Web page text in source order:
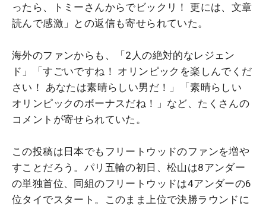
ったら、トミーさんからでビックリ！ 更には、文章
読んで感激」との返信も寄せられていた。
海外のファンからも、「2人の絶対的なレジェン
ド」「すごいですね！ オリンピックを楽しんでくだ
さい！ あなたは素晴らしい男だ！」「素晴らしい
オリンピックのボーナスだね！」など、たくさんの
コメントが寄せられていた。
この投稿は日本でもフリートウッドのファンを増や
すことだろう。パリ五輪の初日、松山は8アンダー
の単独首位、同組のフリートウッドは4アンダーの6
位タイでスタート。このまま上位で決勝ラウンドに